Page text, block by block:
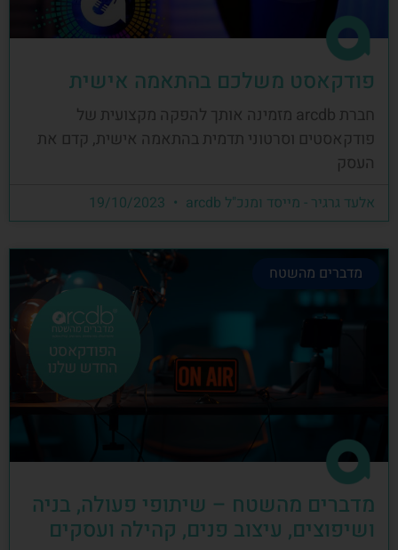
פודקאסט משלכם בהתאמה אישית
חברת arcdb מזמינה אותך להפקה מקצועית של
פודקאסטים וסרטוני תדמית בהתאמה אישית, קדם את
העסק
אלעד גרגיר - מייסד ומנכ"ל arcdb
מדברים מהשטח
מדברים מהשטח – שיתופי פעולה, בניה
ושיפוצים, עיצוב פנים, קהילה ועסקים